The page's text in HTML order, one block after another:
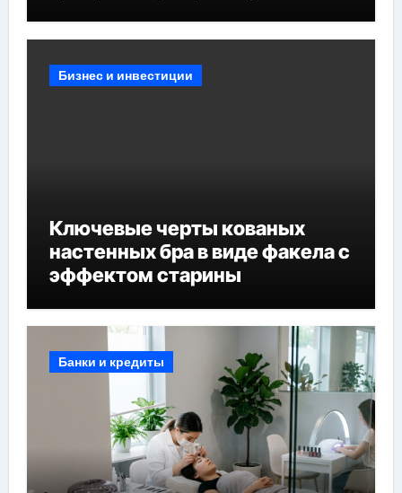
Бизнес и инвестиции
Ключевые черты кованых
настенных бра в виде факела с
эффектом старины
Банки и кредиты